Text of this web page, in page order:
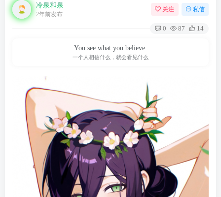
冷泉和泉
2年前发布
关注 私信
0 87 14
You see what you believe.
一个人相信什么，就会看见什么